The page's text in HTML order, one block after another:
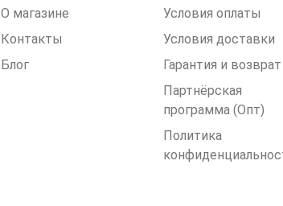
О магазине
Контакты
Блог
Условия оплаты
Условия доставки
Гарантия и возврат
Партнёрская
программа (Опт)
Политика